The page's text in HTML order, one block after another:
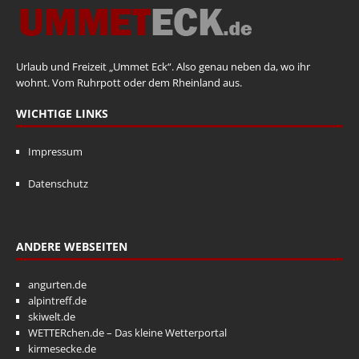
Urlaub und Freizeit „Ummet Eck“. Also genau neben da, wo ihr
wohnt. Vom Ruhrpott oder dem Rheinland aus.
WICHTIGE LINKS
Impressum
Datenschutz
ANDERE WEBSEITEN
angurten.de
alpintreff.de
skiwelt.de
WETTERchen.de – Das kleine Wetterportal
kirmesecke.de